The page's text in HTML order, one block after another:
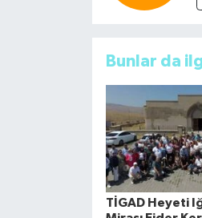
Bunlar da
TİGAD Heyeti